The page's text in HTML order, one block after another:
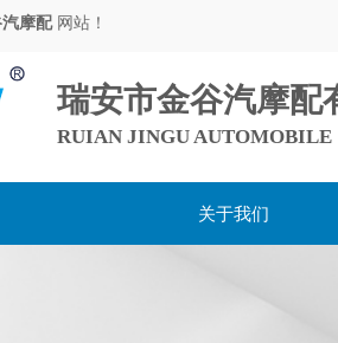
摩配网站！
瑞安市金谷汽摩配
RUIAN JINGU AUTOMOBILE
关于我们